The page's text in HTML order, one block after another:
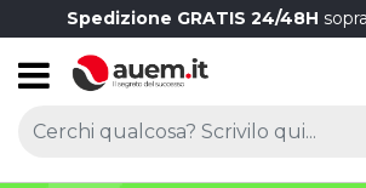
Spedizione GRATIS 24/48H sopra
Open